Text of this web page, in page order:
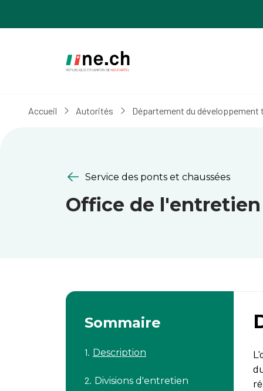
Accueil Autorités Département du
Service des ponts et chaussées
Office de l'entretien
Sommaire
Description
Divisions d'entretien